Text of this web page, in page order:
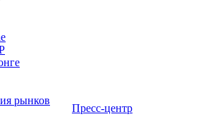
рынков
Пресс-центр